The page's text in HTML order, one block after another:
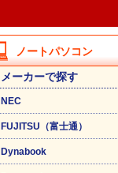
メーカーで探す
NEC
FUJITSU（富士通）
Dynabook